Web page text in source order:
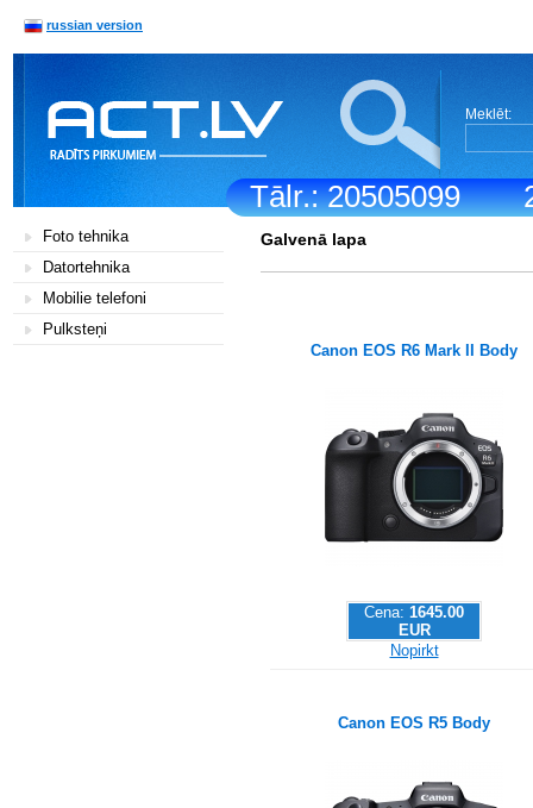
Tālr.: 20505099
russian version
Meklēt:
Foto tehnika
Datortehnika
Mobilie telefoni
Pulksteņi
Galvenā lapa
Canon EOS R6 Mark II Body
Cena: 1645.00
EUR
Nopirkt
Canon EOS R5 Body